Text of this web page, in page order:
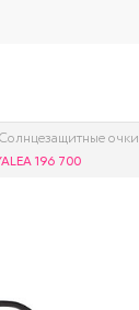
Солнцезащитные очки
196 700